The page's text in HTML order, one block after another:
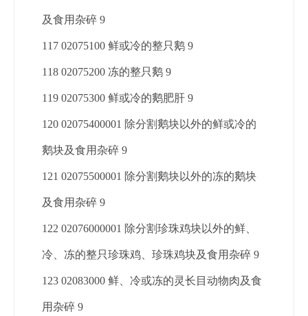
及食用杂碎 9
117 02075100 鲜或冷的整只鹅 9
118 02075200 冻的整只鹅 9
119 02075300 鲜或冷的鹅肥肝 9
120 02075400001 除分割鹅块以外的鲜或冷的
鹅块及食用杂碎 9
121 02075500001 除分割鹅块以外的冻的鹅块
及食用杂碎 9
122 02076000001 除分割珍珠鸡块以外的鲜、
冷、冻的整只珍珠鸡、珍珠鸡块及食用杂碎 9
123 02083000 鲜、冷或冻的灵长目动物肉及食
用杂碎 9